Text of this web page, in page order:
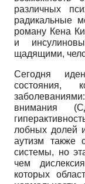
различных
радикальные
роману Кена
и
щадящими,
Сегодня
состояния,
внимания
лобных долей
аутизм также
системы, но
чем
которых